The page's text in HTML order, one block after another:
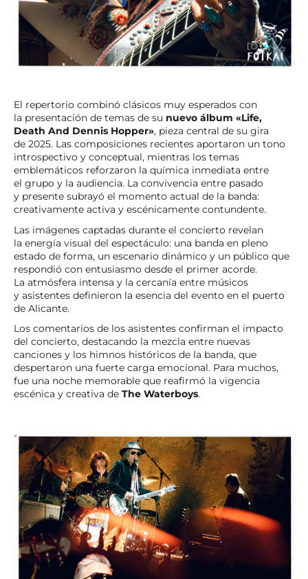
El repertorio combinó clásicos muy esperados con
la presentación de temas de su nuevo álbum «Life,
Death And Dennis Hopper», pieza central de su gira
de 2025. Las composiciones recientes aportaron un tono
introspectivo y conceptual, mientras los temas
emblemáticos reforzaron la química inmediata entre
el grupo y la audiencia. La convivencia entre pasado
y presente subrayó el momento actual de la banda:
creativamente activa y escénicamente contundente.
Las imágenes captadas durante el concierto revelan
la energía visual del espectáculo: una banda en pleno
estado de forma, un escenario dinámico y un público que
respondió con entusiasmo desde el primer acorde.
La atmósfera intensa y la cercanía entre músicos
y asistentes definieron la esencia del evento en el puerto
de Alicante.
Los comentarios de los asistentes confirman el impacto
del concierto, destacando la mezcla entre nuevas
canciones y los himnos históricos de la banda, que
despertaron una fuerte carga emocional. Para muchos,
fue una noche memorable que reafirmó la vigencia
escénica y creativa de The Waterboys.